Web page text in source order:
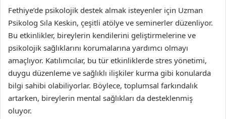
Fethiye’de psikolojik destek almak isteyenler için Uzman
Psikolog Sıla Keskin, çeşitli atölye ve seminerler düzenliyor.
Bu etkinlikler, bireylerin kendilerini geliştirmelerine ve
psikolojik sağlıklarını korumalarına yardımcı olmayı
amaçlıyor. Katılımcılar, bu tür etkinliklerde stres yönetimi,
duygu düzenleme ve sağlıklı ilişkiler kurma gibi konularda
bilgi sahibi olabiliyorlar. Böylece, toplumsal farkındalık
artarken, bireylerin mental sağlıkları da desteklenmiş
oluyor.